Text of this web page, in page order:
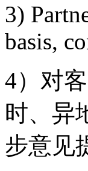
3)
basis,
4）对
时、异
步意见